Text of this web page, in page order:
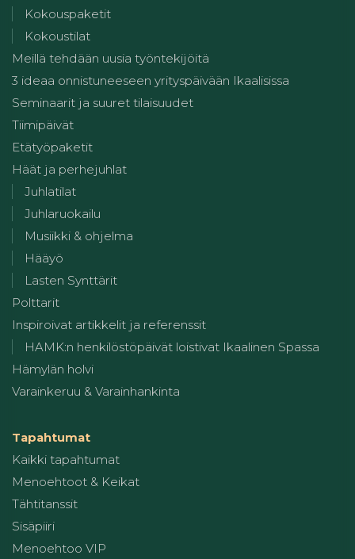
Kokouspaketit
Kokoustilat
Meillä tehdään uusia työntekijöitä
3 ideaa onnistuneeseen yrityspäivään Ikaalisissa
Seminaarit ja suuret tilaisuudet
Tiimipäivät
Etätyöpaketit
Häät ja perhejuhlat
Juhlatilat
Juhlaruokailu
Musiikki & ohjelma
Hääyö
Lasten Synttärit
Polttarit
Inspiroivat artikkelit ja referenssit
HAMK:n henkilöstöpäivät loistivat Ikaalinen Spassa
Hämylän holvi
Varainkeruu & Varainhankinta
Tapahtumat
Kaikki tapahtumat
Menoehtoot & Keikat
Tähtitanssit
Sisäpiiri
Menoehtoo VIP